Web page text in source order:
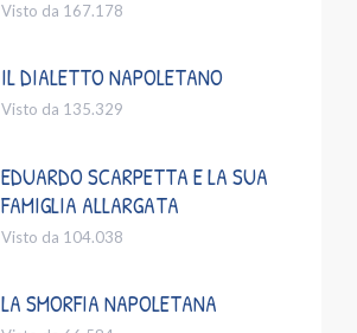
Visto da 167.178
IL DIALETTO NAPOLETANO
Visto da 135.329
EDUARDO SCARPETTA E LA SUA
FAMIGLIA ALLARGATA
Visto da 104.038
LA SMORFIA NAPOLETANA